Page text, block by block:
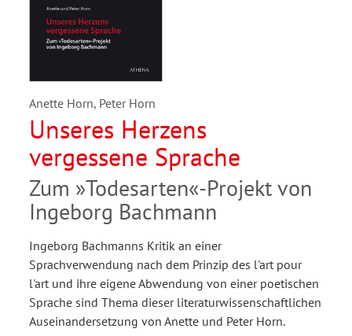
Anette Horn, Peter Horn
Unseres Herzens
vergessene Sprache
Zum »Todesarten«-Projekt von
Ingeborg Bachmann
Ingeborg Bachmanns Kritik an einer
Sprachverwendung nach dem Prinzip des l'art pour
l'art und ihre eigene Abwendung von einer poetischen
Sprache sind Thema dieser literaturwissenschaftlichen
Auseinandersetzung von Anette und Peter Horn.